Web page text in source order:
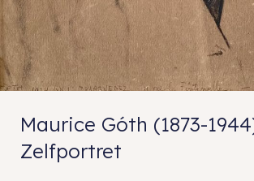
Maurice Góth (1873-
Zelfportret